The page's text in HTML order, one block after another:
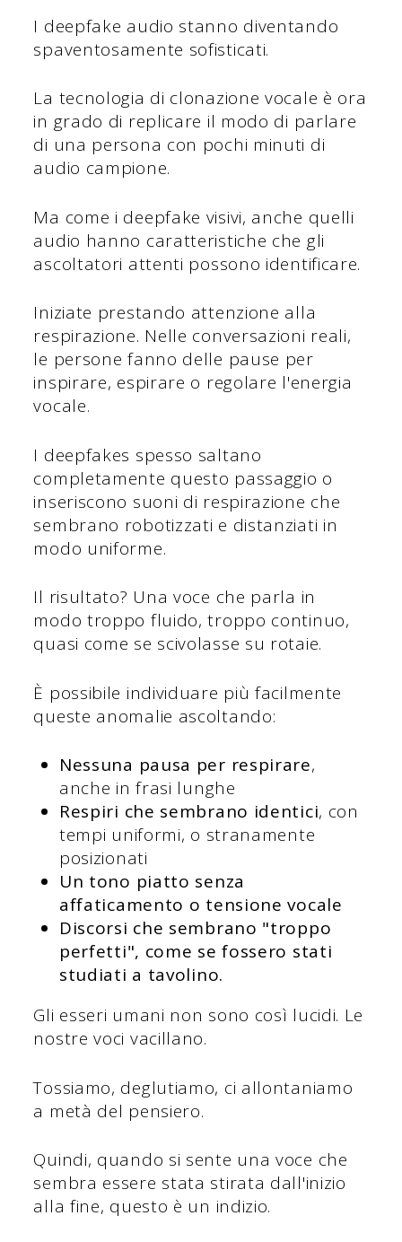
I deepfake audio stanno diventando
spaventosamente sofisticati.
La tecnologia di clonazione vocale è ora
in grado di replicare il modo di parlare
di una persona con pochi minuti di
audio campione.
Ma come i deepfake visivi, anche quelli
audio hanno caratteristiche che gli
ascoltatori attenti possono identificare.
Iniziate prestando attenzione alla
respirazione. Nelle conversazioni reali,
le persone fanno delle pause per
inspirare, espirare o regolare l'energia
vocale.
I deepfakes spesso saltano
completamente questo passaggio o
inseriscono suoni di respirazione che
sembrano robotizzati e distanziati in
modo uniforme.
Il risultato? Una voce che parla in
modo troppo fluido, troppo continuo,
quasi come se scivolasse su rotaie.
È possibile individuare più facilmente
queste anomalie ascoltando:
Nessuna pausa per respirare,
anche in frasi lunghe
Respiri che sembrano identici, con
tempi uniformi, o stranamente
posizionati
Un tono piatto senza
affaticamento o tensione vocale
Discorsi che sembrano "troppo
perfetti", come se fossero stati
studiati a tavolino.
Gli esseri umani non sono così lucidi. Le
nostre voci vacillano.
Tossiamo, deglutiamo, ci allontaniamo
a metà del pensiero.
Quindi, quando si sente una voce che
sembra essere stata stirata dall'inizio
alla fine, questo è un indizio.